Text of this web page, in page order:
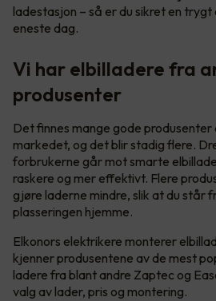
ladestasjon – så er du sikret en
eneste dag.
Vi har elbilladere fra
produsenter
Det finnes mange gode produsenter
markedet, og det blir stadig flere.
forbrukerne går mot smarte
raskere og mer effektivt. Flere
gjøre laderne mindre, slik at du står
plasseringen hjemme.
Elkonors elektrikere monterer
kjenner produsentene av de mest
ladere fra blant andre Zaptec og
valg av lader, pris og montering.